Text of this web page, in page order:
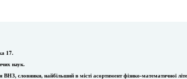
17.
наук.
ВНЗ, словники, найбільший в місті асортимент фізико-математичної